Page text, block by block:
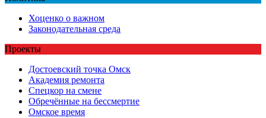
Хоценко о важном
Законодательная среда
Проекты
Достоевский точка Омск
Академия ремонта
Спецкор на смене
Обречённые на бессмертие
Омское время